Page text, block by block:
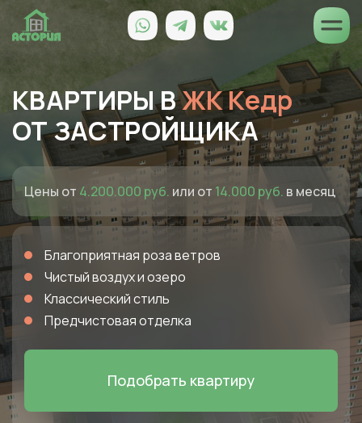
КВАРТИРЫ ВЖК Кедр
ОТ ЗАСТРОЙЩИКА
Цены от 4.200.000 руб. или от 14.000 руб. в месяц
Благоприятная роза ветров
Чистый воздух и озеро
Классический стиль
Предчистовая отделка
Подобрать квартиру